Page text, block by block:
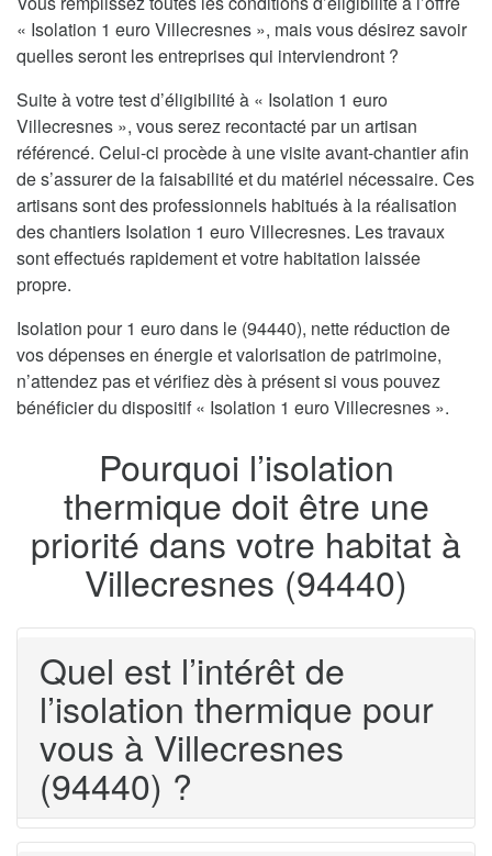
« Isolation 1 euro Villecresnes », mais vous désirez savoir
quelles seront les entreprises qui interviendront ?
Suite à votre test d’éligibilité à « Isolation 1 euro
Villecresnes », vous serez recontacté par un artisan
référencé. Celui-ci procède à une visite avant-chantier afin
de s’assurer de la faisabilité et du matériel nécessaire. Ces
artisans sont des professionnels habitués à la réalisation
des chantiers Isolation 1 euro Villecresnes. Les travaux
sont effectués rapidement et votre habitation laissée
propre.
Isolation pour 1 euro dans le (94440), nette réduction de
vos dépenses en énergie et valorisation de patrimoine,
n’attendez pas et vérifiez dès à présent si vous pouvez
bénéficier du dispositif « Isolation 1 euro Villecresnes ».
Pourquoi l’isolation
thermique doit être une
priorité dans votre habitat à
Villecresnes (94440)
Quel est l’intérêt de
l’isolation thermique pour
vous à Villecresnes
(94440) ?